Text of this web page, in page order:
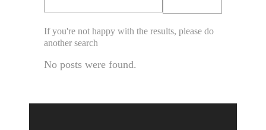
If you're not happy with the results, please do
another search
No posts were found.